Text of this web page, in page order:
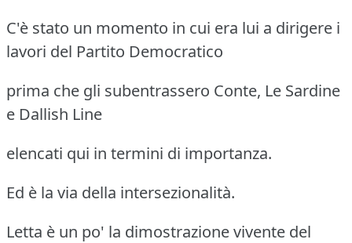
C'è stato un momento in cui era lui a dirigere i
lavori del Partito Democratico
prima che gli subentrassero Conte, Le Sardine
e Dallish Line
elencati qui in termini di importanza.
Ed è la via della intersezionalità.
Letta è un po' la dimostrazione vivente del